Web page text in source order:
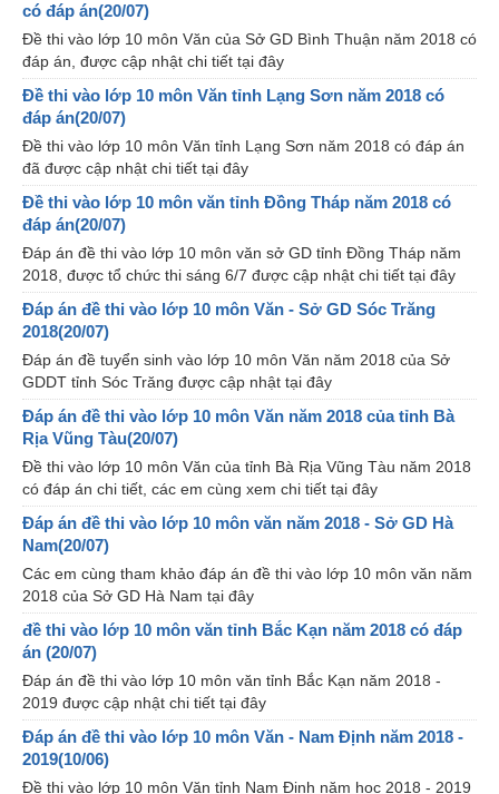
có đáp án(20/07)
Đề thi vào lớp 10 môn Văn của Sở GD Bình Thuận năm 2018 có
đáp án, được cập nhật chi tiết tại đây
Đề thi vào lớp 10 môn Văn tỉnh Lạng Sơn năm 2018 có
đáp án(20/07)
Đề thi vào lớp 10 môn Văn tỉnh Lạng Sơn năm 2018 có đáp án
đã được cập nhật chi tiết tại đây
Đề thi vào lớp 10 môn văn tỉnh Đồng Tháp năm 2018 có
đáp án(20/07)
Đáp án đề thi vào lớp 10 môn văn sở GD tỉnh Đồng Tháp năm
2018, được tổ chức thi sáng 6/7 được cập nhật chi tiết tại đây
Đáp án đề thi vào lớp 10 môn Văn - Sở GD Sóc Trăng
2018(20/07)
Đáp án đề tuyển sinh vào lớp 10 môn Văn năm 2018 của Sở
GDDT tỉnh Sóc Trăng được cập nhật tại đây
Đáp án đề thi vào lớp 10 môn Văn năm 2018 của tỉnh Bà
Rịa Vũng Tàu(20/07)
Đề thi vào lớp 10 môn Văn của tỉnh Bà Rịa Vũng Tàu năm 2018
có đáp án chi tiết, các em cùng xem chi tiết tại đây
Đáp án đề thi vào lớp 10 môn văn năm 2018 - Sở GD Hà
Nam(20/07)
Các em cùng tham khảo đáp án đề thi vào lớp 10 môn văn năm
2018 của Sở GD Hà Nam tại đây
đề thi vào lớp 10 môn văn tỉnh Bắc Kạn năm 2018 có đáp
án (20/07)
Đáp án đề thi vào lớp 10 môn văn tỉnh Bắc Kạn năm 2018 -
2019 được cập nhật chi tiết tại đây
Đáp án đề thi vào lớp 10 môn Văn - Nam Định năm 2018 -
2019(10/06)
Đề thi vào lớp 10 môn Văn tỉnh Nam Định năm học 2018 - 2019